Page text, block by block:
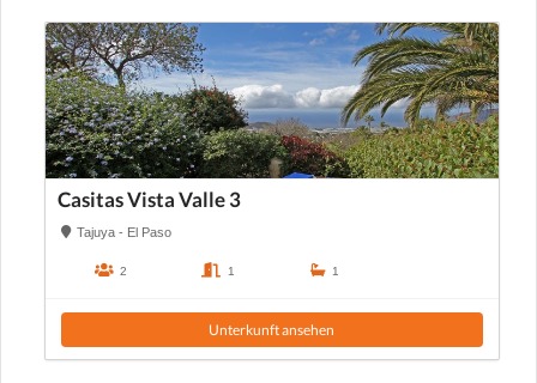
Casitas Vista Valle 3
Tajuya - El Paso
2 1 1
Unterkunft ansehen